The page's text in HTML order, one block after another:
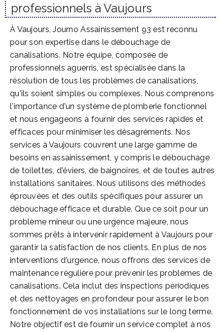
professionnels à Vaujours
À Vaujours, Journo Assainissement 93 est reconnu
pour son expertise dans le débouchage de
canalisations. Notre équipe, composée de
professionnels aguerris, est spécialisée dans la
résolution de tous les problèmes de canalisations,
qu'ils soient simples ou complexes. Nous comprenons
l'importance d'un système de plomberie fonctionnel
et nous engageons à fournir des services rapides et
efficaces pour minimiser les désagréments. Nos
services à Vaujours couvrent une large gamme de
besoins en assainissement, y compris le débouchage
de toilettes, d'éviers, de baignoires, et de toutes autres
installations sanitaires. Nous utilisons des méthodes
éprouvées et des outils spécifiques pour assurer un
débouchage efficace et durable. Que ce soit pour un
problème mineur ou une urgence majeure, nous
sommes prêts à intervenir rapidement à Vaujours pour
garantir la satisfaction de nos clients. En plus de nos
interventions d'urgence, nous offrons des services de
maintenance régulière pour prévenir les problèmes de
canalisations. Cela inclut des inspections périodiques
et des nettoyages en profondeur pour assurer le bon
fonctionnement de vos installations sur le long terme.
Notre objectif est de fournir un service complet à nos